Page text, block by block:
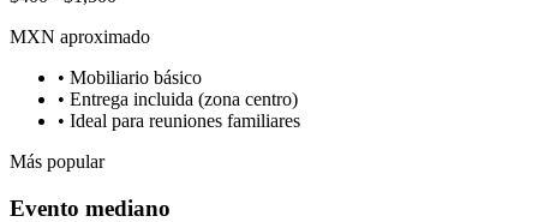
MXN aproximado
• Mobiliario básico
• Entrega incluida (zona centro)
• Ideal para reuniones familiares
Más popular
Evento mediano